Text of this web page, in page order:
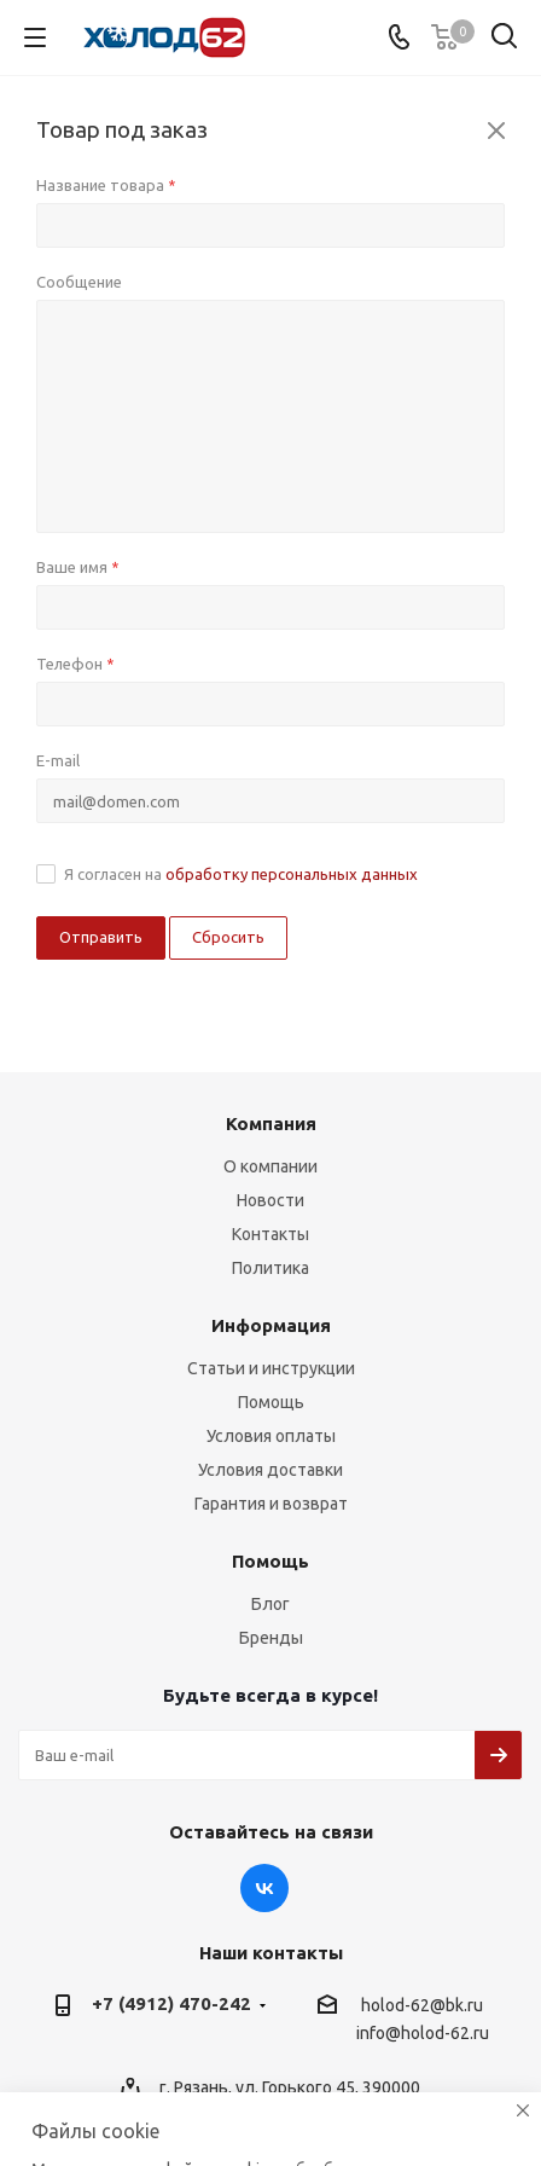
0
Товар под заказ
Название товара *
Сообщение
Ваше имя *
Телефон *
E-mail
Я согласен на обработку персональных данных
Сбросить
Компания
О компании
Новости
Контакты
Политика
Информация
Статьи и инструкции
Помощь
Условия оплаты
Условия доставки
Гарантия и возврат
Помощь
Блог
Бренды
Будьте всегда в курсе!
Оставайтесь на связи
Наши контакты
+7 (4912) 470-242
holod-62@bk.ru
info@holod-62.ru
г. Рязань, ул. Горького 45, 390000
Файлы cookie